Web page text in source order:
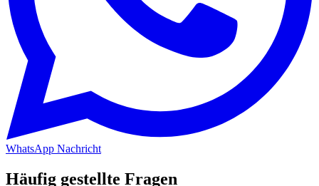
WhatsApp Nachricht
Häufig gestellte Fragen